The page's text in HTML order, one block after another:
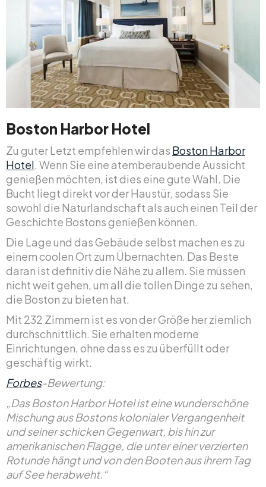
Boston Harbor Hotel
Zu guter Letzt empfehlen wir das Boston Harbor
Hotel. Wenn Sie eine atemberaubende Aussicht
genießen möchten, ist dies eine gute Wahl. Die
Bucht liegt direkt vor der Haustür, sodass Sie
sowohl die Naturlandschaft als auch einen Teil der
Geschichte Bostons genießen können.
Die Lage und das Gebäude selbst machen es zu
einem coolen Ort zum Übernachten. Das Beste
daran ist definitiv die Nähe zu allem. Sie müssen
nicht weit gehen, um all die tollen Dinge zu sehen,
die Boston zu bieten hat.
Mit 232 Zimmern ist es von der Größe her ziemlich
durchschnittlich. Sie erhalten moderne
Einrichtungen, ohne dass es zu überfüllt oder
geschäftig wirkt.
Forbes-Bewertung:
„Das Boston Harbor Hotel ist eine wunderschöne
Mischung aus Bostons kolonialer Vergangenheit
und seiner schicken Gegenwart, bis hin zur
amerikanischen Flagge, die unter einer verzierten
Rotunde hängt und von den Booten aus ihrem Tag
auf See herabweht.“